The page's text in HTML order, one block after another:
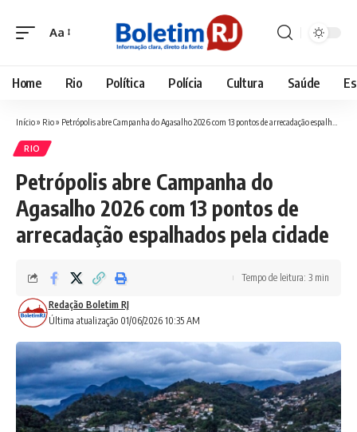
Font
Aa
Home Rio Política Polícia Cultura Saúde
Início» Rio» Petrópolis abre Campanha do Agasalho 2026 com 13 pontos de arrecadação espalhados pela cidade
RIO
Petrópolis abre Campanha do
Agasalho 2026 com 13 pontos de
arrecadação espalhados pela cidade
Última atualização 01/06/2026 10:35 AM
Redação Boletim RJ
Tempo de leitura: 3 min